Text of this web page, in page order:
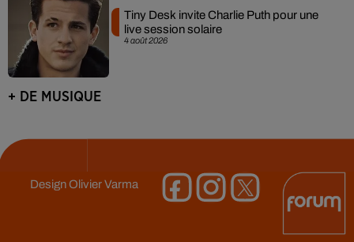
4 août 2026
Tiny Desk invite Charlie Puth pour une
live session solaire
+ DE MUSIQUE
DesignOlivier Varma